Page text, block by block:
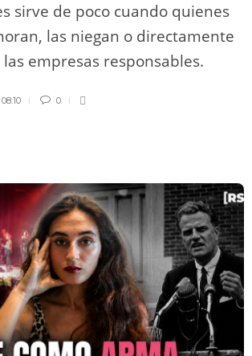
sirve de poco cuando quienes
las niegan o directamente
empresas responsables.
0